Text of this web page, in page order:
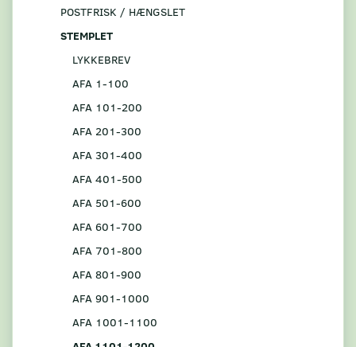
POSTFRISK / HÆNGSLET
STEMPLET
LYKKEBREV
AFA 1-100
AFA 101-200
AFA 201-300
AFA 301-400
AFA 401-500
AFA 501-600
AFA 601-700
AFA 701-800
AFA 801-900
AFA 901-1000
AFA 1001-1100